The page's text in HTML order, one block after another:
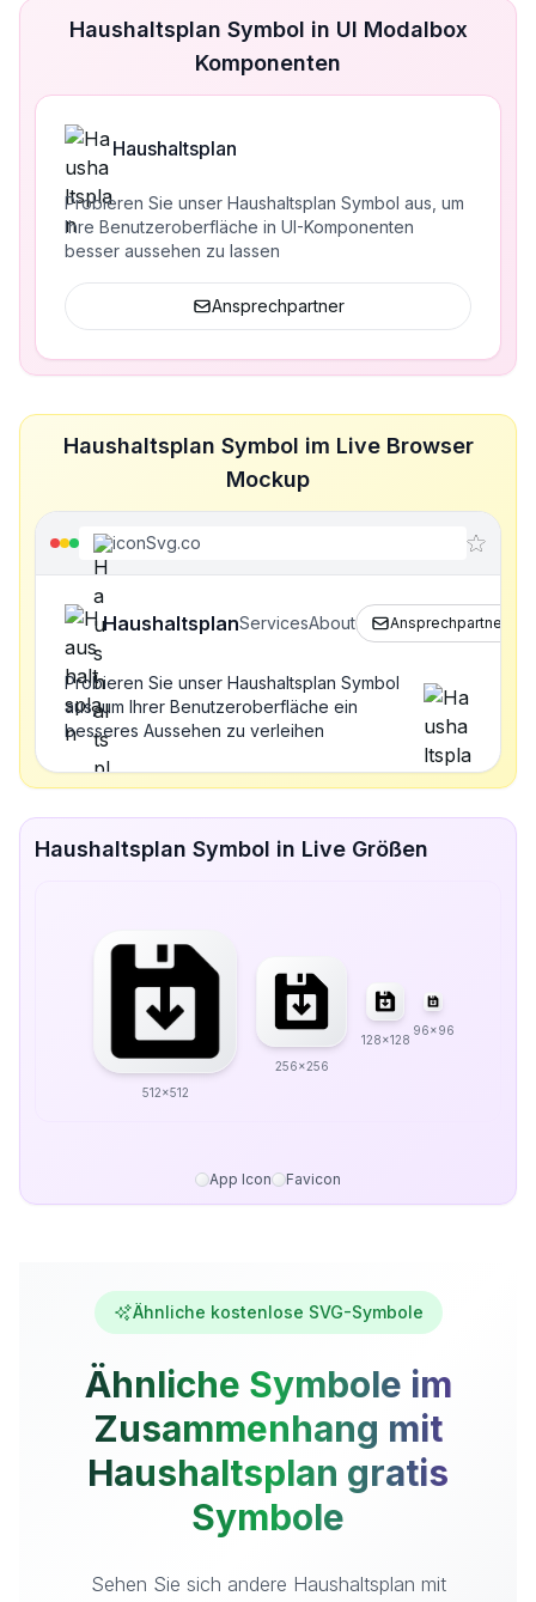
Haushaltsplan Symbol in UI Modalbox
Komponenten
Haushaltsplan
Probieren Sie unser Haushaltsplan Symbol aus, um
Ihre Benutzeroberfläche in UI-Komponenten
besser aussehen zu lassen
Ansprechpartner
Haushaltsplan Symbol im Live Browser
Mockup
iconSvg.co
HaushaltsplanServicesAbout Ansprechpartner
Probieren Sie unser Haushaltsplan Symbol
aus, um Ihrer Benutzeroberfläche ein
besseres Aussehen zu verleihen
Haushaltsplan Symbol in Live Größen
512x512
256x256
128x128
96x96
App Icon Favicon
Ähnliche kostenlose SVG-Symbole
Ähnliche Symbole im
Zusammenhang mit
Haushaltsplan gratis
Symbole
Sehen Sie sich andere Haushaltsplan mit